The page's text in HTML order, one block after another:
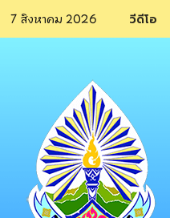
Skip
7 สิงหาคม 2026 วีดีโอ